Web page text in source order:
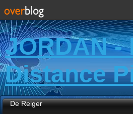
JORDAN -
Distance
De Reiger